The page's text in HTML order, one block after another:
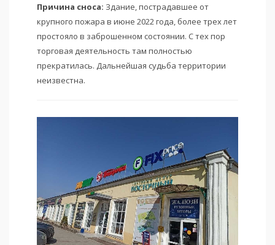
Причина сноса: Здание, пострадавшее от
крупного пожара в июне 2022 года, более трех лет
простояло в заброшенном состоянии. С тех пор
торговая деятельность там полностью
прекратилась. Дальнейшая судьба территории
неизвестна.